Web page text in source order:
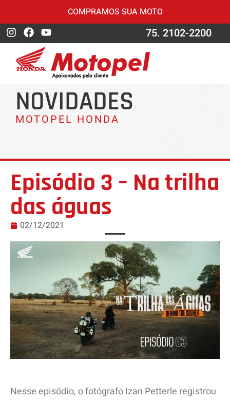
COMPRAMOS SUA MOTO
75. 2102-2200
NOVIDADES
MOTOPEL HONDA
Episódio 3 – Na trilha
das águas
02/12/2021
Nesse episódio, o fotógrafo Izan Petterle registrou